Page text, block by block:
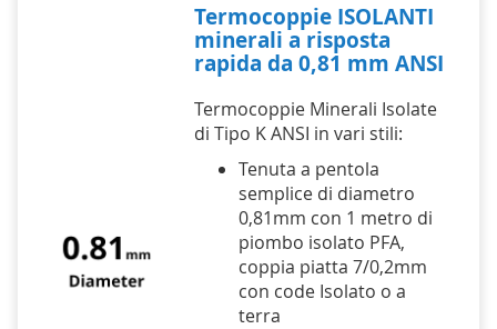
Termocoppie ISOLANTI
minerali a risposta
rapida da 0,81 mm ANSI
Termocoppie Minerali Isolate
di Tipo K ANSI in vari stili:
Tenuta a pentola
semplice di diametro
0,81mm con 1 metro di
piombo isolato PFA,
coppia piatta 7/0,2mm
con code Isolato o a
terra